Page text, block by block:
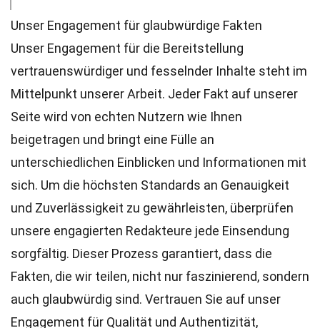
Unser Engagement für glaubwürdige Fakten
Unser Engagement für die Bereitstellung
vertrauenswürdiger und fesselnder Inhalte steht im
Mittelpunkt unserer Arbeit. Jeder Fakt auf unserer
Seite wird von echten Nutzern wie Ihnen
beigetragen und bringt eine Fülle an
unterschiedlichen Einblicken und Informationen mit
sich. Um die höchsten Standards an Genauigkeit
und Zuverlässigkeit zu gewährleisten, überprüfen
unsere engagierten Redakteure jede Einsendung
sorgfältig. Dieser Prozess garantiert, dass die
Fakten, die wir teilen, nicht nur faszinierend, sondern
auch glaubwürdig sind. Vertrauen Sie auf unser
Engagement für Qualität und Authentizität,